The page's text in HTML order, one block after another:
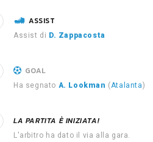
ASSIST
Assist di D. Zappacosta
GOAL
Ha segnato A. Lookman (Atalanta)
LA PARTITA È INIZIATA!
L'arbitro ha dato il via alla gara.